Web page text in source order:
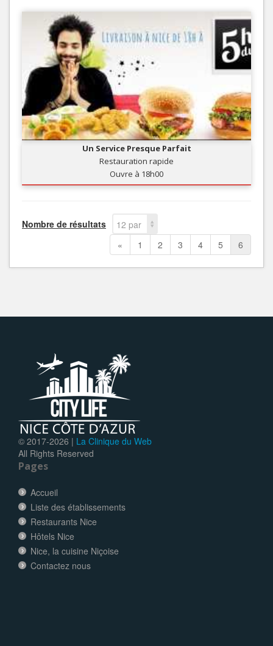
Un Service Presque Parfait
Restauration rapide
Ouvre à 18h00
Nombre de résultats
12 par
page
« 1 2 3 4 5 6
© 2017-2026 | La Clinique du Web
All Rights Reserved
Pages
Accueil
Liste des établissements
Restaurants Nice
Hôtels Nice
Nice, la cuisine Niçoise
Contactez nous